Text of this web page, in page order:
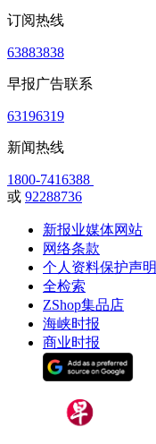
订阅热线
63883838
早报广告联系
63196319
新闻热线
1800-7416388
或 92288736
新报业媒体网站
网络条款
个人资料保护声明
全检索
ZShop集品店
海峡时报
商业时报